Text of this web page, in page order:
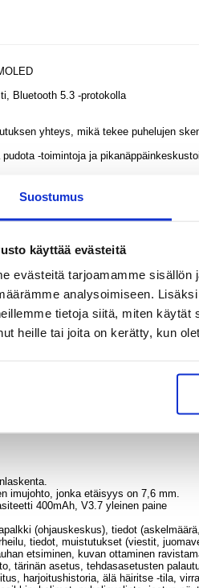
Suostumus
käyttää evästeitä
evästeitä tarjoamamme
analysoimiseen.
tietoja siitä, miten
heille tai joita on kerätty, kun
Bluetooth 5.3 -protokolla
yhteys, mikä tekee puhelujen
-toimintoja ja
ja neljä valikkotilaa, rikkaat
sovellus voi lisätä yli 100 urheilutilaa.
teräväpiirtotarkkuus; 466 * 466
syke ja veren happi, joka tukee elävää
useammissa ympäristöissä.
466 * 466
langan tyyppi
imujohto, jonka etäisyys on 7,6 mm.
400mAh, V3.7 yleinen paine
(ohjauskeskus), tiedot
tiedot, muistutukset (viestit,
etsiminen, kuvan ottaminen
tärinän asetus, tehdasasetusten
harjoitushistoria, älä häiritse -tila,